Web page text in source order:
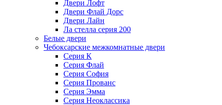
Двери Лофт
Двери Флай Дорс
Двери Лайн
Ла стелла серия 200
Белые двери
Чебоксарские межкомнатные двери
Серия К
Серия Флай
Серия София
Серия Прованс
Серия Эмма
Серия Неоклассика